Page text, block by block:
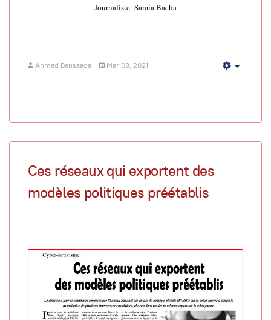
Journaliste: Samia Bacha
Ahmed Bensaada Mar 08, 2021
Ces réseaux qui exportent des
modèles politiques préétablis